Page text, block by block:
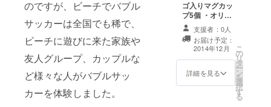
のですが、ビーチでバブル
サッカーは全国でも稀で、
ビーチに遊びに来た家族や
友人グループ、カップルな
ど様々な人がバブルサッ
カーを体験しました。
掲載（記事2回）
ゴ入りマグカッ
プ5個 ・オリジ
ナルボールペン
10本 ・お礼の
メッセージをお
送りします ・バ
ブルサッカー写
真データを5枚お
支援者：0人
お届け予定：
2014年12月
詳細を見る
こ
の
リ
タ
ー
ン
を
選
択
す
る